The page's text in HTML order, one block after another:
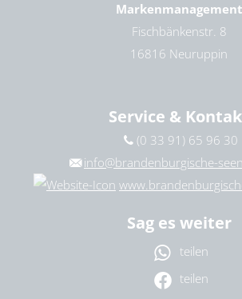
Markenmanagement
Fischbänkenstr. 8
16816 Neuruppin
Service &
(0 33 91) 65 96 30
info@brandenburgische-
Sag es weiter
teilen
teilen